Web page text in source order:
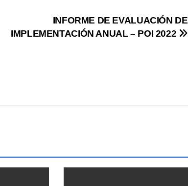
INFORME DE EVALUACIÓN DE
IMPLEMENTACIÓN ANUAL – POI 2022